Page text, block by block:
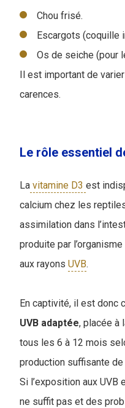
Chou frisé.
Escargots (coquille
Os de seiche (pour
Il est important de
carences.
Le rôle essentiel
La vitamine D3 est
calcium chez les
assimilation dans
produite par
aux rayons UVB.
En captivité, il est donc
UVB adaptée, placée à
tous les 6 à 12 mois
production suffisante de
Si l’exposition aux
ne suffit pas et des